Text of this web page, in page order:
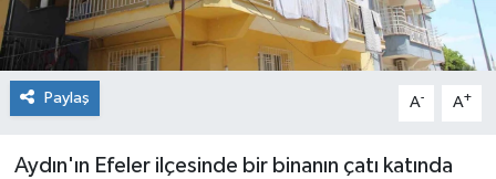
Paylaş A- A+
Aydın'ın Efeler ilçesinde bir binanın çatı katında